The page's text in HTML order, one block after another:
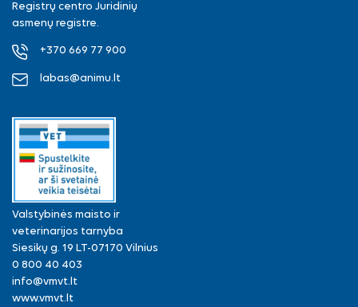
Registrų centro Juridinių
asmenų registre.
+370 669 77 900
labas@animu.lt
Valstybinės maisto ir
veterinarijos tarnyba
Siesikų g. 19 LT-07170 Vilnius
0 800 40 403
info@vmvt.lt
www.vmvt.lt